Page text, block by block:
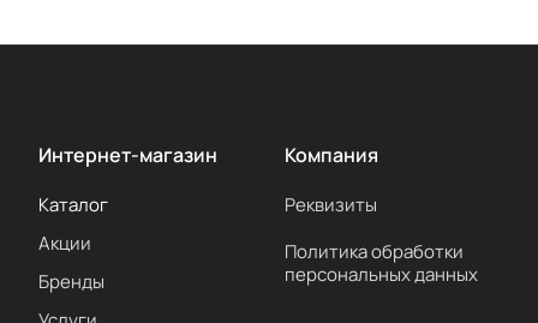
Интернет-магазин
Каталог
Акции
Бренды
Компания
Реквизиты
Политика обработки
персональных данных